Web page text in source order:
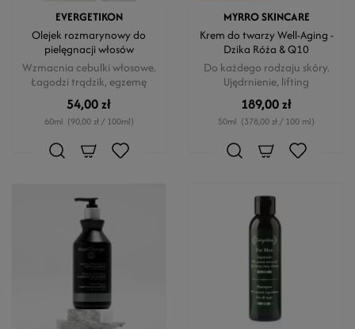
EVERGETIKON
Olejek rozmarynowy do
pielęgnacji włosów
Wzmacnia cebulki włosowe.
Łagodzi trądzik, egzemę
54,00 zł
60ml (90,00 zł / 100ml)
MYRRO SKINCARE
Krem do twarzy Well-Aging -
Dzika Róża & Q10
Do każdego rodzaju skóry.
Ujędrnienie, lifting
189,00 zł
50ml (378,00 zł / 100 ml)